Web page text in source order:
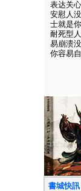
表达关
安慰人
士就是
耐死型
易崩溃
你容易
書城快訊